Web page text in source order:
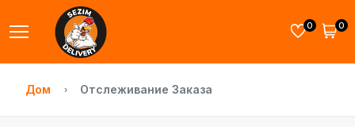
0 0
Дом Отслеживание Заказа